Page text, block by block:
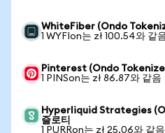
WhiteFiber (Ondo
1 WYFIon는 zł 100.54와 같
Pinterest (Ondo
1 PINSon는 zł 86.87와 같음
Hyperliquid Strategies
즐로티
1 PURRon는 zł 25.06와 같음